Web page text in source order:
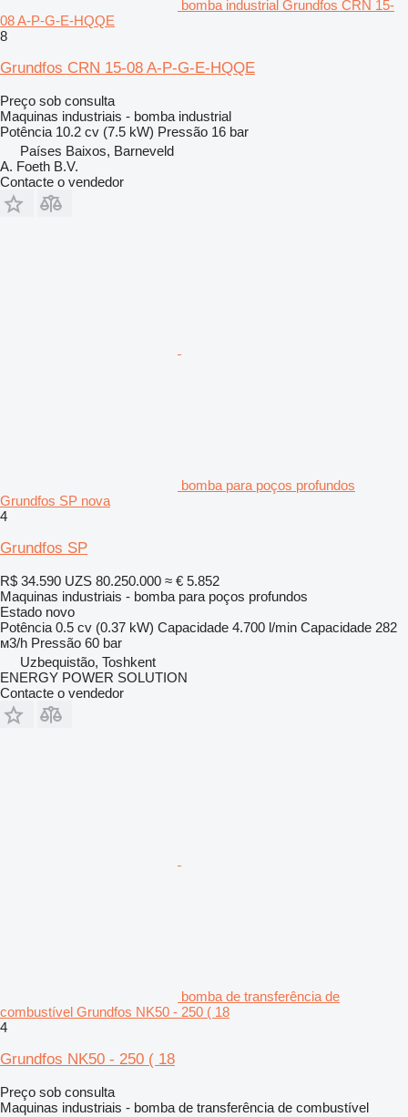
bomba industrial Grundfos CRN 15-
08 A-P-G-E-HQQE
8
Grundfos CRN 15-08 A-P-G-E-HQQE
Preço sob consulta
Maquinas industriais - bomba industrial
Potência 10.2 cv (7.5 kW) Pressão 16 bar
Países Baixos, Barneveld
A. Foeth B.V.
Contacte o vendedor
bomba para poços profundos
Grundfos SP nova
4
Grundfos SP
R$ 34.590 UZS 80.250.000 ≈ € 5.852
Maquinas industriais - bomba para poços profundos
Estado novo
Potência 0.5 cv (0.37 kW) Capacidade 4.700 l/min Capacidade 282
м3/h Pressão 60 bar
Uzbequistão, Toshkent
ENERGY POWER SOLUTION
Contacte o vendedor
bomba de transferência de
combustível Grundfos NK50 - 250 ( 18
4
Grundfos NK50 - 250 ( 18
Preço sob consulta
Maquinas industriais - bomba de transferência de combustível